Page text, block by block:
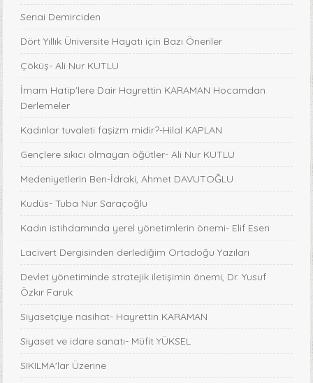
Senai Demirciden
Dört Yıllık Üniversite Hayatı için Bazı Öneriler
Çöküş- Ali Nur KUTLU
İmam Hatip'lere Dair Hayrettin KARAMAN Hocamdan
Derlemeler
Kadınlar tuvaleti faşizm midir?-Hilal KAPLAN
Gençlere sıkıcı olmayan öğütler- Ali Nur KUTLU
Medeniyetlerin Ben-İdraki, Ahmet DAVUTOĞLU
Kudüs- Tuba Nur Saraçoğlu
Kadın istihdamında yerel yönetimlerin önemi- Elif Esen
Lacivert Dergisinden derlediğim Ortadoğu Yazıları
Devlet yönetiminde stratejik iletişimin önemi, Dr. Yusuf
Özkır Faruk
Siyasetçiye nasihat- Hayrettin KARAMAN
Siyaset ve idare sanatı- Müfit YÜKSEL
SIKILMA'lar Üzerine